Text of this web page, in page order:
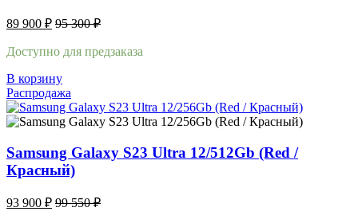
89 900 ₽ 95 300₽
Доступно для предзаказа
В корзину
Распродажа
Samsung Galaxy S23 Ultra 12/512Gb (Red /
Красный)
93 900 ₽ 99 550₽